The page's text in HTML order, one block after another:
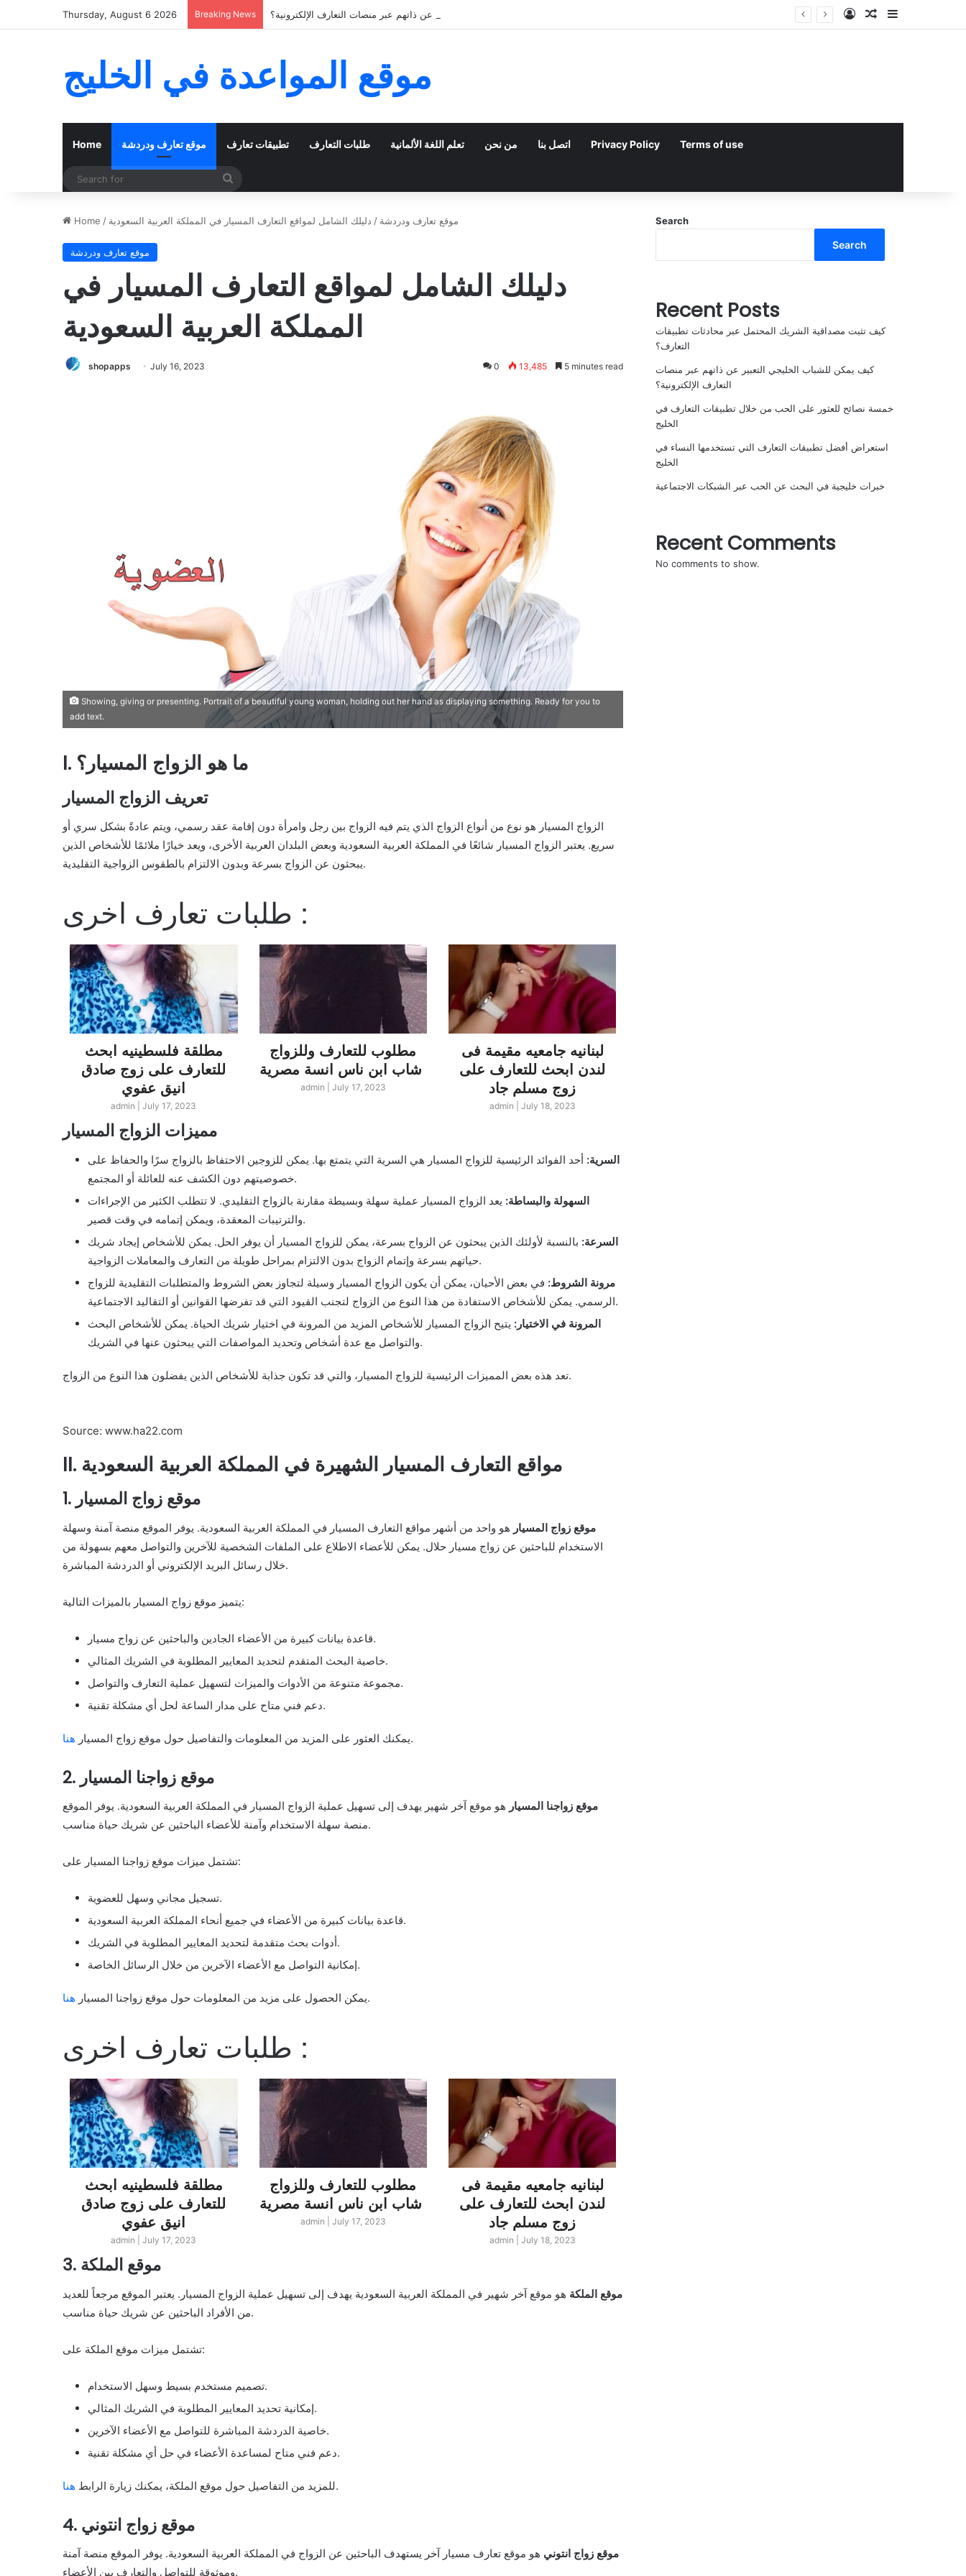
Thursday, August 6 2026 Breaking News كيف يمكن للشباب الخليجي التعبير عن ذاتهم عبر منصات التعارف الإلكترونية؟ Log InRandom Article
Sidebar
موقع المواعدة في الخليج
Home موقع تعارف ودردشة تطبيقات تعارف طلبات التعارف تعلم اللغة الألمانية من نحن اتصل بنا Privacy Policy Terms of use
Home / موقع تعارف ودردشة / دليلك الشامل لمواقع التعارف المسيار في المملكة العربية السعودية
موقع تعارف ودردشة
دليلك الشامل لمواقع التعارف المسيار في
المملكة العربية السعودية
shopapps July 16, 2023 0 13,485 5 minutes read
Showing, giving or presenting. Portrait of a beautiful young woman, holding out her hand as displaying something. Ready for you to
add text.
I. ما هو الزواج المسيار؟
تعريف الزواج المسيار
الزواج المسيار هو نوع من أنواع الزواج الذي يتم فيه الزواج بين رجل وامرأة دون إقامة عقد رسمي، ويتم عادةً بشكل سري أو
سريع. يعتبر الزواج المسيار شائعًا في المملكة العربية السعودية وبعض البلدان العربية الأخرى، ويعد خيارًا ملائمًا للأشخاص الذين
يبحثون عن الزواج بسرعة وبدون الالتزام بالطقوس الزواجية التقليدية.
طلبات تعارف اخرى :
مطلقة فلسطينيه ابحث
للتعارف على زوج صادق
انيق عفوي
admin |July 17, 2023
مطلوب للتعارف وللزواج
admin July 17, 2023
لبنانيه جامعيه مقيمة فى
لندن ابحث للتعارف على
زوج مسلم جاد
admin July 18, 2023
مميزات الزواج المسيار
السرية: أحد الفوائد الرئيسية للزواج المسيار هي السرية التي يتمتع بها. يمكن للزوجين الاحتفاظ بالزواج سرًا والحفاظ على
خصوصيتهم دون الكشف عنه للعائلة أو المجتمع.
السهولة والبساطة: يعد الزواج المسيار عملية سهلة وبسيطة مقارنة بالزواج التقليدي. لا تتطلب الكثير من الإجراءات
والترتيبات المعقدة، ويمكن إتمامه في وقت قصير.
السرعة: بالنسبة لأولئك الذين يبحثون عن الزواج بسرعة، يمكن للزواج المسيار أن يوفر الحل. يمكن للأشخاص إيجاد شريك
حياتهم بسرعة وإتمام الزواج بدون الالتزام بمراحل طويلة من التعارف والمعاملات الزواجية.
مرونة الشروط: في بعض الأحيان، يمكن أن يكون الزواج المسيار وسيلة لتجاوز بعض الشروط والمتطلبات التقليدية للزواج
الرسمي. يمكن للأشخاص الاستفادة من هذا النوع من الزواج لتجنب القيود التي قد تفرضها القوانين أو التقاليد الاجتماعية.
المرونة في الاختيار: يتيح الزواج المسيار للأشخاص المزيد من المرونة في اختيار شريك الحياة. يمكن للأشخاص البحث
والتواصل مع عدة أشخاص وتحديد المواصفات التي يبحثون عنها في الشريك.
تعد هذه بعض المميزات الرئيسية للزواج المسيار، والتي قد تكون جذابة للأشخاص الذين يفضلون هذا النوع من الزواج.
Source: www.ha22.com
II. مواقع التعارف المسيار الشهيرة في المملكة العربية السعودية
1. موقع زواج المسيار
موقع زواج المسيار هو واحد من أشهر مواقع التعارف المسيار في المملكة العربية السعودية. يوفر الموقع منصة آمنة وسهلة
الاستخدام للباحثين عن زواج مسيار حلال. يمكن للأعضاء الاطلاع على الملفات الشخصية للآخرين والتواصل معهم بسهولة من
خلال رسائل البريد الإلكتروني أو الدردشة المباشرة.
يتميز موقع زواج المسيار بالميزات التالية:
قاعدة بيانات كبيرة من الأعضاء الجادين والباحثين عن زواج مسيار.
خاصية البحث المتقدم لتحديد المعايير المطلوبة في الشريك المثالي.
مجموعة متنوعة من الأدوات والميزات لتسهيل عملية التعارف والتواصل.
دعم فني متاح على مدار الساعة لحل أي مشكلة تقنية.
يمكنك العثور على المزيد من المعلومات والتفاصيل حول موقع زواج المسيار هنا .
2. موقع زواجنا المسيار
موقع زواجنا المسيار هو موقع آخر شهير يهدف إلى تسهيل عملية الزواج المسيار في المملكة العربية السعودية. يوفر الموقع
منصة سهلة الاستخدام وآمنة للأعضاء الباحثين عن شريك حياة مناسب.
تشتمل ميزات موقع زواجنا المسيار على:
تسجيل مجاني وسهل للعضوية.
قاعدة بيانات كبيرة من الأعضاء في جميع أنحاء المملكة العربية السعودية.
أدوات بحث متقدمة لتحديد المعايير المطلوبة في الشريك.
إمكانية التواصل مع الأعضاء الآخرين من خلال الرسائل الخاصة.
يمكن الحصول على مزيد من المعلومات حول موقع زواجنا المسيار هنا .
طلبات تعارف اخرى :
مطلقة فلسطينيه ابحث
للتعارف على زوج صادق
انيق عفوي
admin |July 17, 2023
مطلوب للتعارف وللزواج
admin July 17, 2023
لبنانيه جامعيه مقيمة فى
لندن ابحث للتعارف على
زوج مسلم جاد
admin July 18, 2023
3. موقع الملكة
موقع الملكة هو موقع آخر شهير في المملكة العربية السعودية يهدف إلى تسهيل عملية الزواج المسيار. يعتبر الموقع مرجعاً للعديد
من الأفراد الباحثين عن شريك حياة مناسب.
تشتمل ميزات موقع الملكة على:
تصميم مستخدم بسيط وسهل الاستخدام.
إمكانية تحديد المعايير المطلوبة في الشريك المثالي.
خاصية الدردشة المباشرة للتواصل مع الأعضاء الآخرين.
دعم فني متاح لمساعدة الأعضاء في حل أي مشكلة تقنية.
للمزيد من التفاصيل حول موقع الملكة، يمكنك زيارة الرابط هنا .
4. موقع زواج انتوني
موقع زواج انتوني هو موقع تعارف مسيار آخر يستهدف الباحثين عن الزواج في المملكة العربية السعودية. يوفر الموقع منصة آمنة
وموثوقة للتواصل والتعارف بين الأعضاء.
Search
Search
Recent Posts
كيف تثبت مصداقية الشريك المحتمل عبر محادثات تطبيقات
التعارف؟
كيف يمكن للشباب الخليجي التعبير عن ذاتهم عبر منصات
التعارف الإلكترونية؟
خمسة نصائح للعثور على الحب من خلال تطبيقات التعارف في
الخليج
استعراض أفضل تطبيقات التعارف التي تستخدمها النساء في
الخليج
خبرات خليجية في البحث عن الحب عبر الشبكات الاجتماعية
Recent Comments
No comments to show.